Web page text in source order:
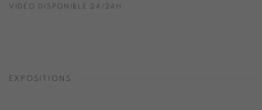
VIDÉO DISPONIBLE 24/24H
EXPOSITIONS